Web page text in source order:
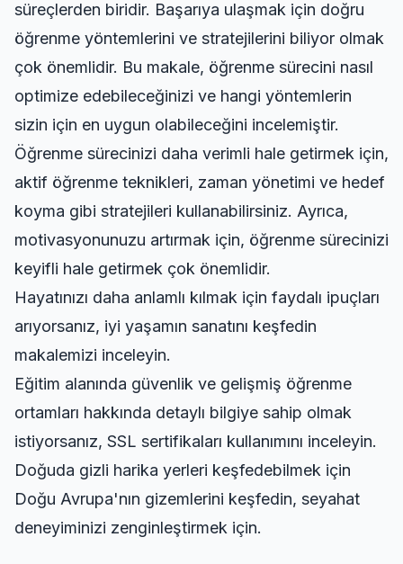
süreçlerden biridir. Başarıya ulaşmak için doğru
öğrenme yöntemlerini ve stratejilerini biliyor olmak
çok önemlidir. Bu makale, öğrenme sürecini nasıl
optimize edebileceğinizi ve hangi yöntemlerin
sizin için en uygun olabileceğini incelemiştir.
Öğrenme sürecinizi daha verimli hale getirmek için,
aktif öğrenme teknikleri, zaman yönetimi ve hedef
koyma gibi stratejileri kullanabilirsiniz. Ayrıca,
motivasyonunuzu artırmak için, öğrenme sürecinizi
keyifli hale getirmek çok önemlidir.
Hayatınızı daha anlamlı kılmak için faydalı ipuçları
arıyorsanız, iyi yaşamın sanatını keşfedin
makalemizi inceleyin.
Eğitim alanında güvenlik ve gelişmiş öğrenme
ortamları hakkında detaylı bilgiye sahip olmak
istiyorsanız, SSL sertifikaları kullanımını inceleyin.
Doğuda gizli harika yerleri keşfedebilmek için
Doğu Avrupa'nın gizemlerini keşfedin, seyahat
deneyiminizi zenginleştirmek için.